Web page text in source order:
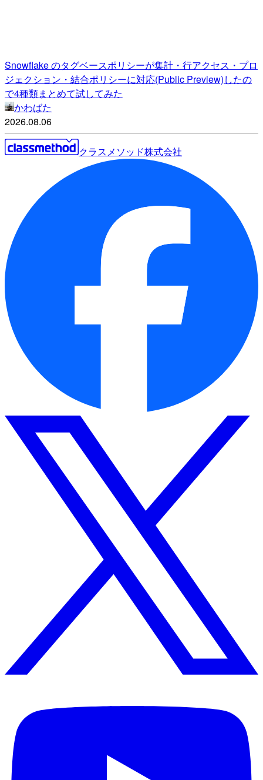
Snowflake のタグベースポリシーが集計・行アクセス・プロ
ジェクション・結合ポリシーに対応(Public Preview)したの
で4種類まとめて試してみた
かわばた
2026.08.06
クラスメソッド株式会社